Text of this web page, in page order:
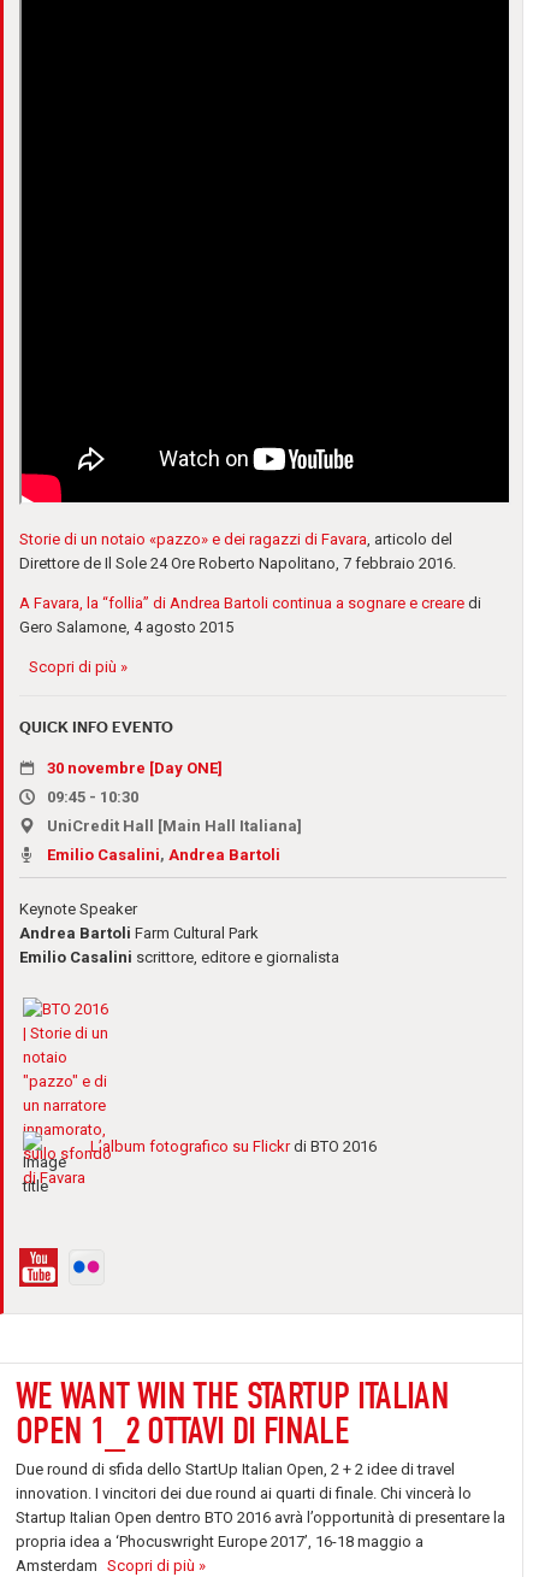
Storie di un notaio «pazzo» e dei ragazzi di Favara, articolo del
Direttore de Il Sole 24 Ore Roberto Napolitano, 7 febbraio 2016.
A Favara, la “follia” di Andrea Bartoli continua a sognare e crearedi
Gero Salamone, 4 agosto 2015
Scopri di più »
QUICK INFO EVENTO
30 novembre [Day ONE]
09:45 - 10:30
UniCredit Hall [Main Hall Italiana]
Emilio Casalini, Andrea Bartoli
Keynote Speaker
Andrea Bartoli Farm Cultural Park
Emilio Casalini scrittore, editore e giornalista
L’album fotografico su Flickrdi BTO 2016
WE WANT WIN THE STARTUP ITALIAN
OPEN 1_2 OTTAVI DI FINALE
Due round di sfida dello StartUp Italian Open, 2 + 2 idee di travel
innovation. I vincitori dei due round ai quarti di finale. Chi vincerà lo
Startup Italian Open dentro BTO 2016 avrà l’opportunità di presentare la
propria idea a ‘Phocuswright Europe 2017’, 16-18 maggio a
Amsterdam Scopri di più »